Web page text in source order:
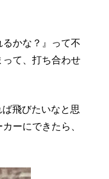
かな？』って不
て、打ち合わせ
飛びたいなと思
ーにできたら、